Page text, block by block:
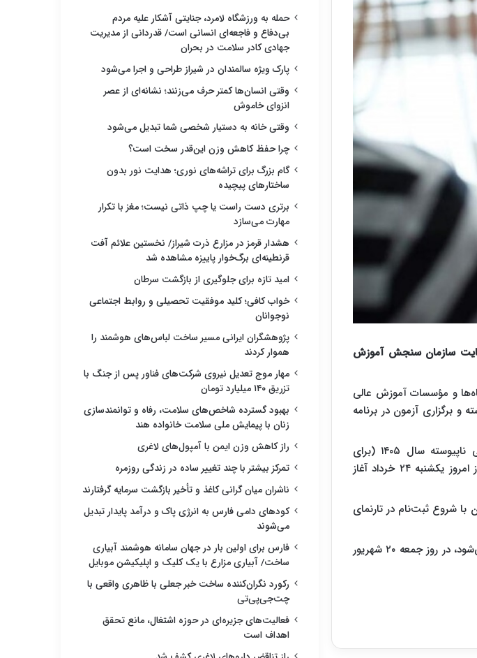
کاردانی به کارشناسی ناپیوسته سال ۱۴۰۵ از طریق سایت سازمان سنجش آموزش
و مؤسسات آموزش عالی
رشته و برگزاری آزمون در برنامه
بر این اساس، ثبت نام و انتخاب رشته برنامه پذیرش در مقطع کاردانی به کارشناسی ناپیوسته سال ۱۴۰۵ (برای
مجموعه‌های پذیرش با آزمون و مجموعه‌های پذیرش صرفاً بر اساس سوابق تحصیلی) از امروز یکشنبه ۲۴ خرداد آغاز
با شروع ثبت‌نام در تارنمای
لازم به توضیح است، آزمون برای مجموعه‌هایی که پذیرش آنها به روش باآزمون انجام می‌شود، در روز جمعه ۲۰ شهریور
حمله به ورزشگاه لامرد، جنایتی آشکار علیه مردم
بی‌دفاع و فاجعه‌ای انسانی است/ قدردانی از مدیریت
جهادی کادر سلامت در بحران
پارک ویژه سالمندان در شیراز طراحی و اجرا می‌شود
وقتی انسان‌ها کمتر حرف می‌زنند؛ نشانه‌ای از عصر
انزوای خاموش
وقتی خانه به دستیار شخصی شما تبدیل می‌شود
چرا حفظ کاهش وزن این‌قدر سخت است؟
گام بزرگ برای تراشه‌های نوری؛ هدایت نور بدون
ساختارهای پیچیده
برتری دست راست یا چپ ذاتی نیست؛ مغز با تکرار
مهارت می‌سازد
هشدار قرمز در مزارع ذرت شیراز/ نخستین علائم آفت
قرنطینه‌ای برگ‌خوار پاییزه مشاهده شد
امید تازه برای جلوگیری از بازگشت سرطان
خواب کافی؛ کلید موفقیت تحصیلی و روابط اجتماعی
نوجوانان
پژوهشگران ایرانی مسیر ساخت لباس‌های هوشمند را
هموار کردند
مهار موج تعدیل نیروی شرکت‌های فناور پس از جنگ با
تزریق ۱۴۰ میلیارد تومان
بهبود گسترده شاخص‌های سلامت، رفاه و توانمندسازی
زنان با پیمایش ملی سلامت خانواده هند
راز کاهش وزن ایمن با آمپول‌های لاغری
تمرکز بیشتر با چند تغییر ساده در زندگی روزمره
ناشران میان گرانی کاغذ و تأخیر بازگشت سرمایه گرفتارند
کودهای دامی فارس به انرژی پاک و درآمد پایدار تبدیل
می‌شوند
فارس برای اولین بار در جهان سامانه هوشمند آبیاری
ساخت/ آبیاری مزارع با یک کلیک و اپلیکیشن موبایل
رکورد نگران‌کننده ساخت خبر جعلی با ظاهری واقعی با
چت‌جی‌پی‌تی
فعالیت‌های جزیره‌ای در حوزه اشتغال، مانع تحقق
اهداف است